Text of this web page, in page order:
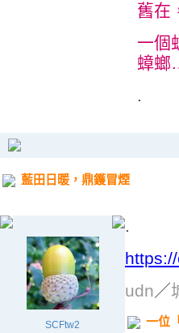
舊在
一個
蟑
.
藍田日暖，鼎鑊冒煙
SCFtw2
.
udn／
一位